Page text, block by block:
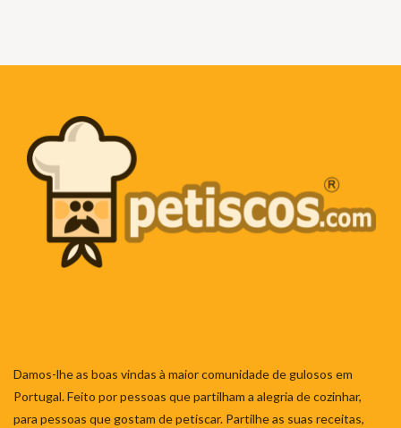
Damos-lhe as boas vindas à maior comunidade de gulosos em
Portugal. Feito por pessoas que partilham a alegria de cozinhar,
para pessoas que gostam de petiscar. Partilhe as suas receitas,